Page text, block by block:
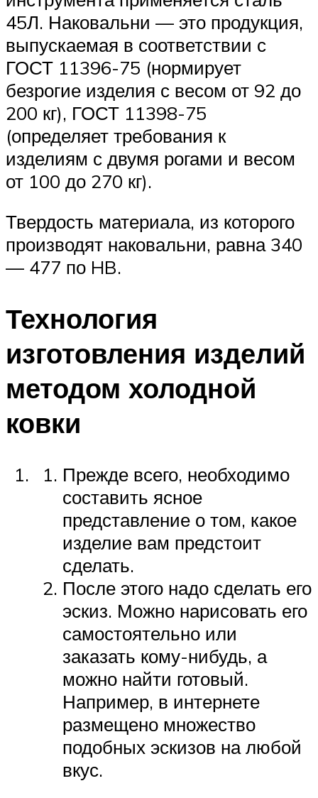
45Л. Наковальни — это продукция,
выпускаемая в соответствии с
ГОСТ 11396-75 (нормирует
безрогие изделия с весом от 92 до
200 кг), ГОСТ 11398-75
(определяет требования к
изделиям с двумя рогами и весом
от 100 до 270 кг).
Твердость материала, из которого
производят наковальни, равна 340
— 477 по HB.
Технология
изготовления изделий
методом холодной
ковки
Прежде всего, необходимо
составить ясное
представление о том, какое
изделие вам предстоит
сделать.
После этого надо сделать его
эскиз. Можно нарисовать его
самостоятельно или
заказать кому-нибудь, а
можно найти готовый.
Например, в интернете
размещено множество
подобных эскизов на любой
вкус.